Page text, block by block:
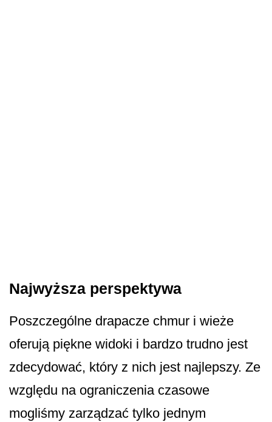
Najwyższa perspektywa
Poszczególne drapacze chmur i wieże
oferują piękne widoki i bardzo trudno jest
zdecydować, który z nich jest najlepszy. Ze
względu na ograniczenia czasowe
mogliśmy zarządzać tylko jednym